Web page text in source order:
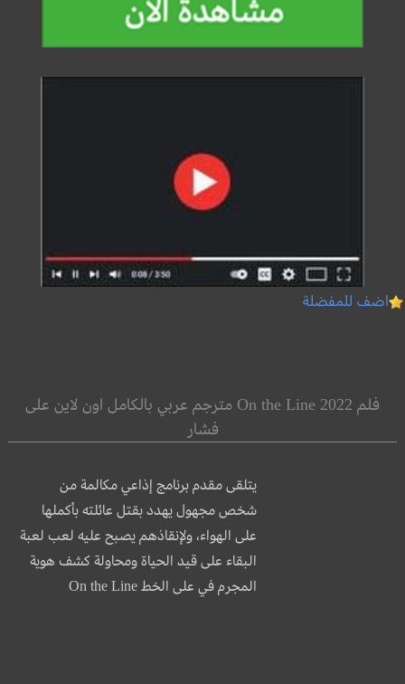
اضف للمفضلة
فلم On the Line 2022 مترجم عربي بالكامل اون لاين على
فشار
يتلقى مقدم برنامج إذاعي مكالمة من
شخص مجهول يهدد بقتل عائلته بأكملها
على الهواء، ولإنقاذهم يصبح عليه لعب لعبة
البقاء على قيد الحياة ومحاولة كشف هوية
المجرم في على الخط On the Line